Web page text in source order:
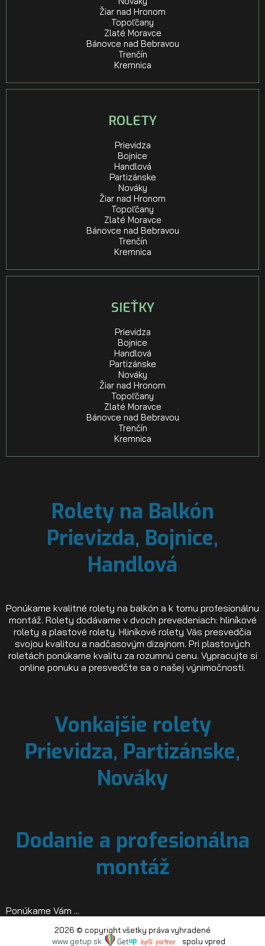
Žiar nad Hronom
Topoľčany
Zlaté Moravce
Bánovce nad Bebravou
Trenčín
Kremnica
ROLETY
Prievidza
Bojnice
Handlová
Partizánske
Nováky
Žiar nad Hronom
Topoľčany
Zlaté Moravce
Bánovce nad Bebravou
Trenčín
Kremnica
SIEŤKY
Prievidza
Bojnice
Handlová
Partizánske
Nováky
Žiar nad Hronom
Topoľčany
Zlaté Moravce
Bánovce nad Bebravou
Trenčín
Kremnica
Rolety na Balkón
Prievizda, Bojnice,
Handlová
Ponúkame kvalitné rolety na balkón a k tomu profesionálnu
montáž. Rolety dodávame v dvoch prevedeniach: hliníkové
rolety a plastové rolety. Hliníkové rolety Vás presvedčia
svojou kvalitou a nadčasovým dizajnom. Pri plastových
roletách ponúkame kvalitu za rozumnú cenu. Vypracujte si
online ponuku a presvedčte sa o našej výnimočnosti.
Vonkajšie rolety
Prievidza, Partizánske,
Nováky
Dodanie a profesionálna
montáž
Ponúkame Vám ...
2026 © copyright všetky práva vyhradené
www.getup.sk
spolu vpred